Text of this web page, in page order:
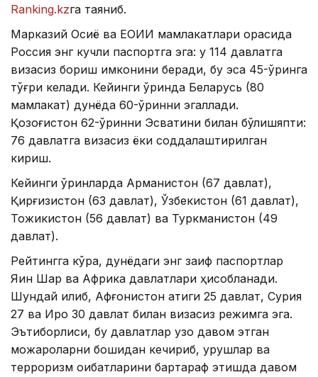
Ranking.kzга таяниб.
Марказий Осиё ва ЕОИИ мамлакатлари орасида
Россия энг кучли паспортга эга: у 114 давлатга
визасиз бориш имконини беради, бу эса 45-ўринга
тўғри келади. Кейинги ўринда Беларусь (80
мамлакат) дунёда 60-ўринни эгаллади.
Қозоғистон 62-ўринни Эсватини билан бўлишяпти:
76 давлатга визасиз ёки соддалаштирилган
кириш.
Кейинги ўринларда Арманистон (67 давлат),
Қирғизистон (63 давлат), Ўзбекистон (61 давлат),
Тожикистон (56 давлат) ва Туркманистон (49
давлат).
Рейтингга кўра, дунёдаги энг заиф паспортлар
Яқин Шарқ ва Африка давлатлари ҳисобланади.
Шундай қилиб, Афғонистон атиги 25 давлат, Сурия
27 ва Ироқ 30 давлат билан визасиз режимга эга.
Эътиборлиси, бу давлатлар узоқ давом этган
можароларни бошидан кечириб, урушлар ва
терроризм оқибатларини бартараф этишда давом